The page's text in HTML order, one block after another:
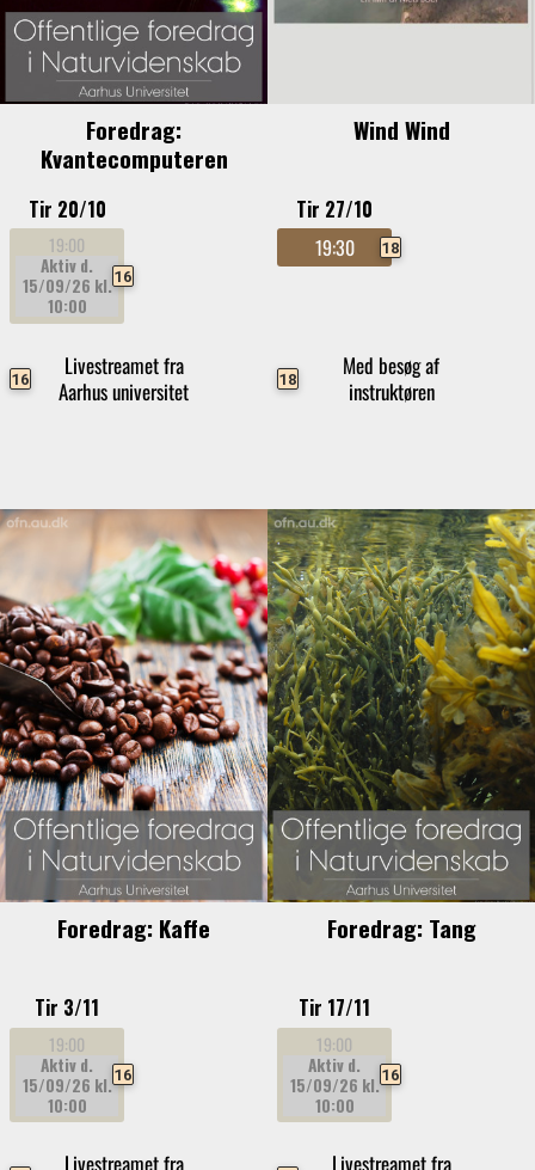
Foredrag:
Kvantecomputeren
Tir 20/10
19:00
16
Aktiv d.
15/09/26 kl.
10:00
16
Livestreamet fra
Aarhus universitet
Wind Wind
Tir 27/10
19:30
18
18
Med besøg af
instruktøren
Foredrag: Kaffe
Tir 3/11
19:00
16
Aktiv d.
15/09/26 kl.
10:00
Livestreamet fra
Foredrag: Tang
Tir 17/11
19:00
16
Aktiv d.
15/09/26 kl.
10:00
Livestreamet fra